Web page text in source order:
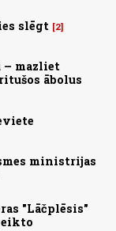
slēgt 2
– mazliet
ābolus
ministrijas
"Lāčplēsis"